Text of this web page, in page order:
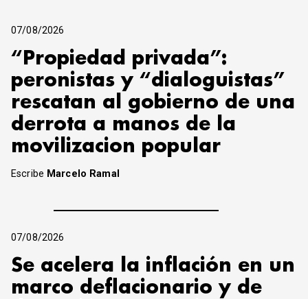
07/08/2026
“Propiedad privada”:
peronistas y “dialoguistas”
rescatan al gobierno de una
derrota a manos de la
movilizacion popular
Escribe Marcelo Ramal
07/08/2026
Se acelera la inflación en un
marco deflacionario y de